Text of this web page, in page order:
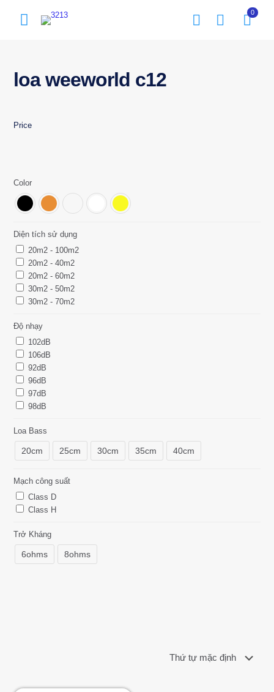
0
loa weeworld c12
Price
Color
Diện tích sử dụng
20m2 - 100m2
20m2 - 40m2
20m2 - 60m2
30m2 - 50m2
30m2 - 70m2
Độ nhạy
102dB
106dB
92dB
96dB
97dB
98dB
Loa Bass
20cm 25cm 30cm 35cm 40cm
Mạch công suất
Class D
Class H
Trở Kháng
6ohms 8ohms